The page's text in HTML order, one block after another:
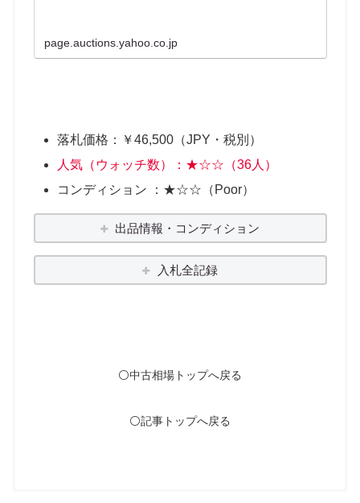
page.auctions.yahoo.co.jp
落札価格：￥46,500（JPY・税別）
人気（ウォッチ数）：★☆☆（36人）
コンディション ：★☆☆（Poor）
出品情報・コンディション
入札全記録
⚪️中古相場トップへ戻る
⚪️記事トップへ戻る